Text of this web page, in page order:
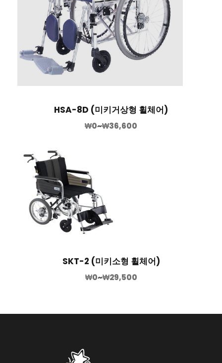
HSA-8D (미키거상형 휠체어)
₩0~₩36,600
SKT-2 (미키소형 휠체어)
₩0~₩29,500